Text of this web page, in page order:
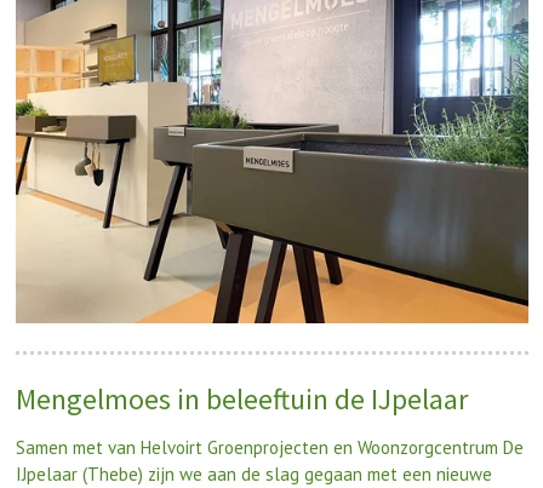
Mengelmoes in beleeftuin de IJpelaar
Samen met van Helvoirt Groenprojecten en Woonzorgcentrum De
IJpelaar (Thebe) zijn we aan de slag gegaan met een nieuwe